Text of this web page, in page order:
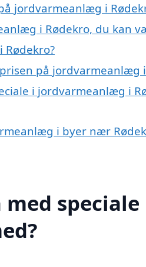
jordvarmeanlæg i
i Rødekro, du kan
på jordvarmeanlæg
i jordvarmeanlæg i
i byer nær